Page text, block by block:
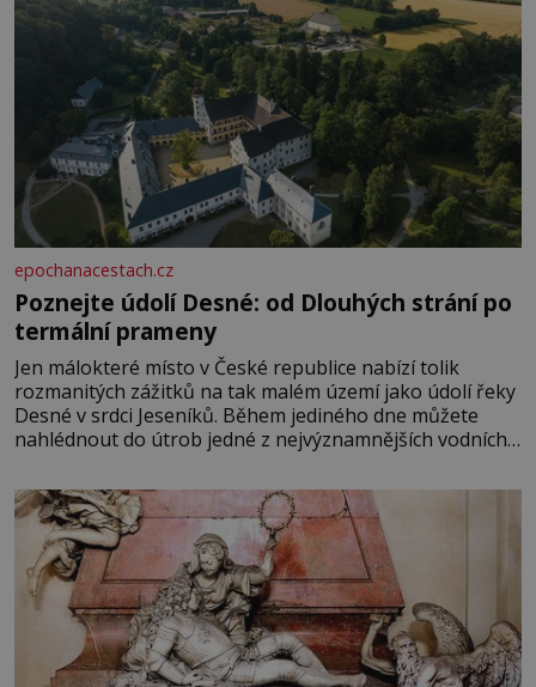
epochanacestach.cz
Poznejte údolí Desné: od Dlouhých strání po
termální prameny
Jen málokteré místo v České republice nabízí tolik
rozmanitých zážitků na tak malém území jako údolí řeky
Desné v srdci Jeseníků. Během jediného dne můžete
nahlédnout do útrob jedné z nejvýznamnějších vodních
se na koloběžce a den zakončit poznáváním památek ve
Velkých Losinách nebo v termálním